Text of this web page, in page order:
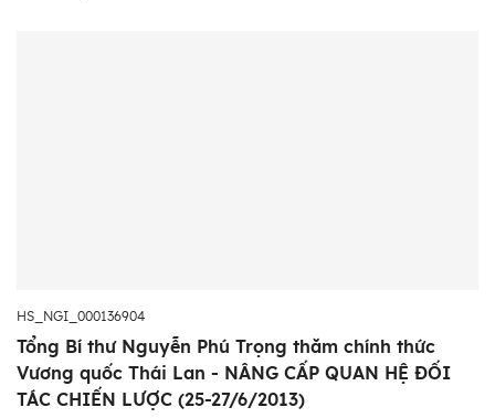
HS_NGI_000136904
Tổng Bí thư Nguyễn Phú Trọng thăm chính thức
Vương quốc Thái Lan - NÂNG CẤP QUAN HỆ ĐỐI
TÁC CHIẾN LƯỢC (25-27/6/2013)